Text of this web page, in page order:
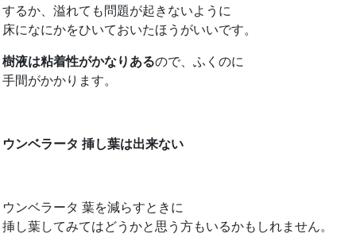
するか、溢れても問題が起きないように
床になにかをひいておいたほうがいいです。
樹液は粘着性がかなりあるので、ふくのに
手間がかかります。
ウンベラータ 挿し葉は出来ない
ウンベラータ 葉を減らすときに
挿し葉してみてはどうかと思う方もいるかもしれません。